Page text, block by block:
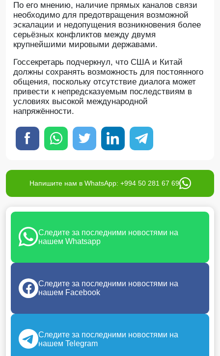
По его мнению, наличие прямых каналов связи
необходимо для предотвращения возможной
эскалации и недопущения возникновения более
серьёзных конфликтов между двумя
крупнейшими мировыми державами.
Госсекретарь подчеркнул, что США и Китай
должны сохранять возможность для постоянного
общения, поскольку отсутствие диалога может
привести к непредсказуемым последствиям в
условиях высокой международной
напряжённости.
Напишите нам в WhatsApp: +994 50 281 67 69
Следите за последними новостями на
нашем Whatsapp
Следите за последними новостями на
нашем Facebook
Следите за последними новостями на
нашем Telegram